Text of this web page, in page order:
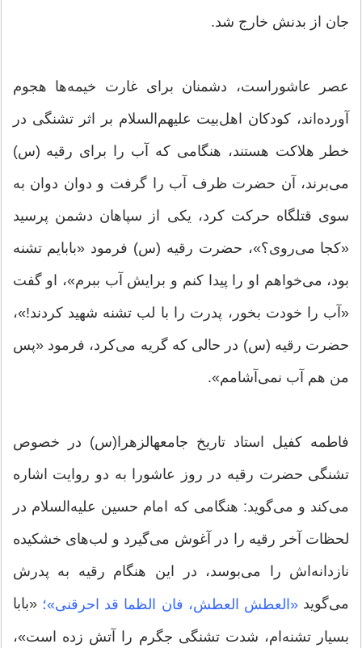
جان از بدنش خارج ‌شد.
عصر عاشوراست، دشمنان برای غارت خیمه‌ها هجوم
آورده‌اند، کودکان اهل‌بیت علیهم‌السلام بر اثر تشنگی در
خطر هلاکت هستند، هنگامی که آب را برای رقیه (س)
می‌برند، آن حضرت ظرف آب را گرفت و دوان دوان به
سوی قتلگاه حرکت کرد، یکی از سپاهان دشمن پرسید
«کجا می‌روی؟»، حضرت رقیه (س) فرمود «بابایم تشنه
بود، می‌خواهم او را پیدا کنم و برایش آب ببرم»، او گفت
«آب را خودت بخور، پدرت را با لب تشنه شهید کردند!»،
حضرت رقیه (س) در حالی که گریه می‌کرد‌، فرمود «پس
من هم آب نمی‌آشامم».
فاطمه کفیل استاد تاریخ جامعهالزهرا(س) در خصوص
تشنگی حضرت رقیه در روز عاشورا به دو روایت اشاره
می‌کند و می‌گوید: هنگامی که امام حسین علیه‌السلام در
لحظات آخر رقیه را در آغوش می‌گیرد و لب‌های خشکیده
نازدانه‌اش را می‌بوسد، در این هنگام رقیه به پدرش
می‌گوید «العطش العطش، فان الظما قد احرقنی»؛ «بابا
بسیار تشنه‌ام، شدت تشنگی جگرم را آتش زده است»،